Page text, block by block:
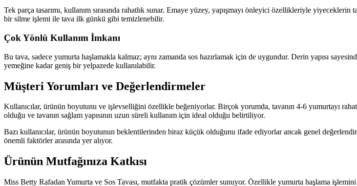
Tek parça tasarımı, kullanım sırasında rahatlık sunar. Emaye yüzey, yapışmayı önleyici özellikleriyle
bir silme işlemi ile tava ilk günkü gibi temizlenebilir.
Çok Yönlü Kullanım İmkanı
Bu tava, sadece yumurta haşlamakla kalmaz; aynı zamanda sos hazırlamak için de uygundur. Derin yapısı
yemeğine kadar geniş bir yelpazede kullanılabilir.
Müşteri Yorumları ve Değerlendirmeler
Kullanıcılar, ürünün boyutunu ve işlevselliğini özellikle beğeniyorlar. Birçok yorumda, tavanın 4-6 yumurtayı
olduğu ve tavanın sağlam yapısının uzun süreli kullanım için ideal olduğu belirtiliyor.
Bazı kullanıcılar, ürünün boyutunun beklentilerinden biraz küçük olduğunu ifade ediyorlar ancak genel
önemli faktörler arasında yer alıyor.
Ürünün Mutfağınıza Katkısı
Miss Betty Rafadan Yumurta ve Sos Tavası, mutfakta pratik çözümler sunuyor. Özellikle yumurta haşlama